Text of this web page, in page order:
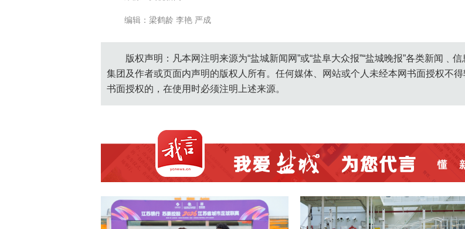
编辑：梁鹤龄 李艳 严成
版权声明：凡本网注明来源为“盐城新闻网”或“盐阜大众报”“盐城晚报”各类新闻﹑
集团及作者或页面内声明的版权人所有。任何媒体、网站或个人未经本网书面授权不
书面授权的，在使用时必须注明上述来源。